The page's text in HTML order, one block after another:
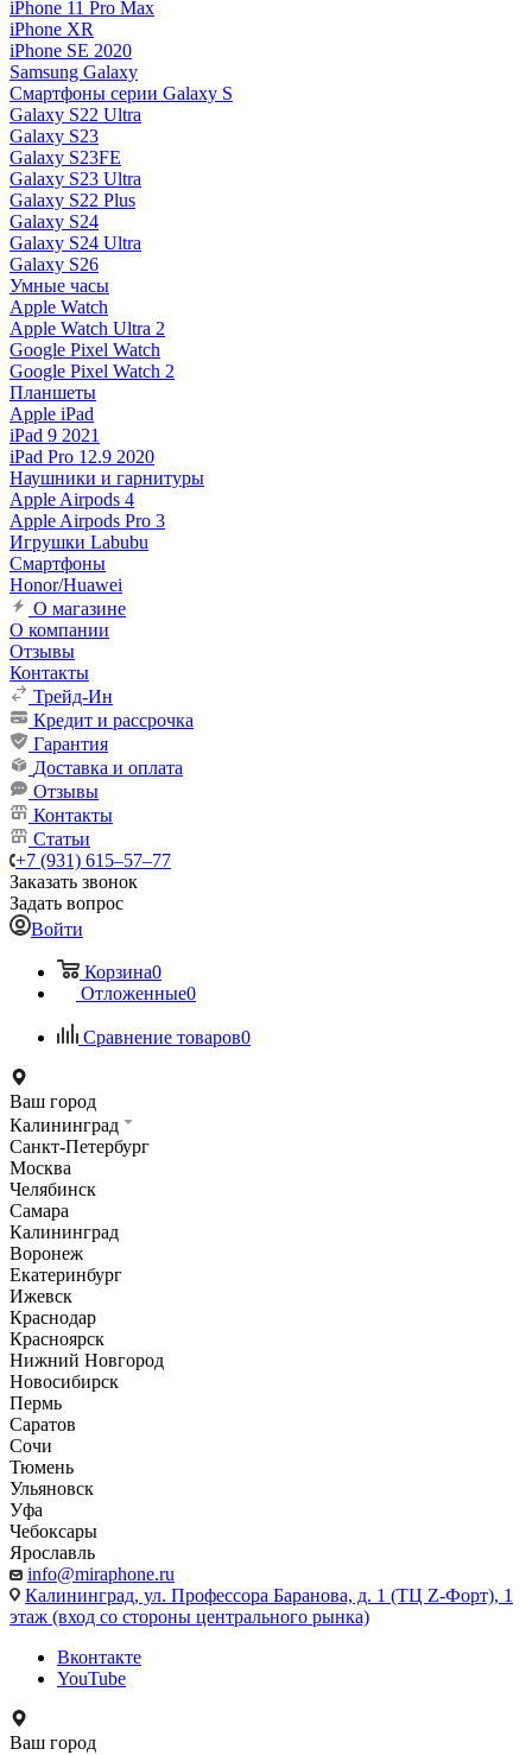
iPhone 11 Pro Max
iPhone XR
iPhone SE 2020
Samsung Galaxy
Смартфоны серии Galaxy S
Galaxy S22 Ultra
Galaxy S23
Galaxy S23FE
Galaxy S23 Ultra
Galaxy S22 Plus
Galaxy S24
Galaxy S24 Ultra
Galaxy S26
Умные часы
Apple Watch
Apple Watch Ultra 2
Google Pixel Watch
Google Pixel Watch 2
Планшеты
Apple iPad
iPad 9 2021
iPad Pro 12.9 2020
Наушники и гарнитуры
Apple Airpods 4
Apple Airpods Pro 3
Игрушки Labubu
Смартфоны
Honor/Huawei
О магазине
О компании
Отзывы
Контакты
Трейд-Ин
Кредит и рассрочка
Гарантия
Доставка и оплата
Отзывы
Контакты
Статьи
+7 (931) 615‒57‒77
Заказать звонок
Задать вопрос
Войти
Корзина0
Отложенные0
Сравнение товаров0
Ваш город
Калининград
Санкт-Петербург
Москва
Челябинск
Самара
Калининград
Воронеж
Екатеринбург
Ижевск
Краснодар
Красноярск
Нижний Новгород
Новосибирск
Пермь
Саратов
Сочи
Тюмень
Ульяновск
Уфа
Чебоксары
Ярославль
info@miraphone.ru
Калининград, ул. Профессора Баранова, д. 1 (ТЦ Z-Форт), 1
этаж (вход со стороны центрального рынка)
Вконтакте
YouTube
Ваш город